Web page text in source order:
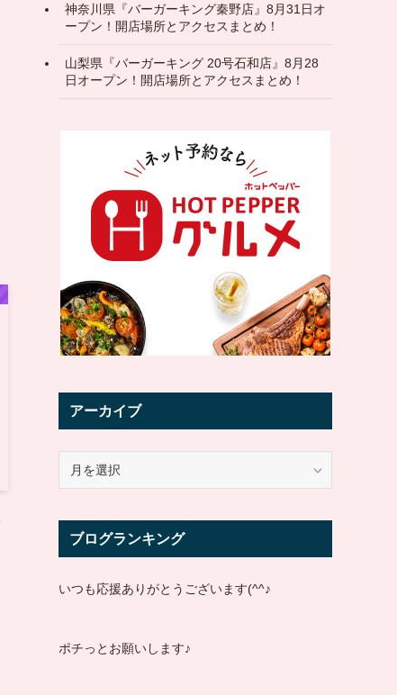
神奈川県『バーガーキング秦野店』8月31日オ
ープン！開店場所とアクセスまとめ！
山梨県『バーガーキング 20号石和店』8月28
日オープン！開店場所とアクセスまとめ！
アーカイブ
イ
ブログランキング
いつも応援ありがとうございます(^^♪
ポチっとお願いします♪